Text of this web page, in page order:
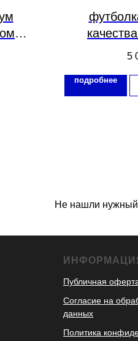
5
подробнее
Не нашли
Публичная
Согласие на
данных
Политика